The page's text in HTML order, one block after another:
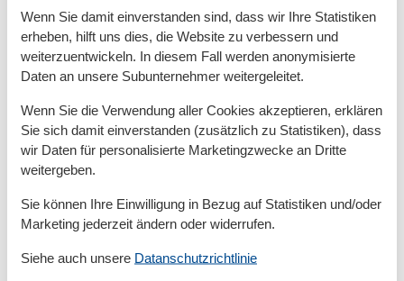
Apartment über ein elektronisches Türschloss für
flexiblen Zugang zusätzlich zum Schlüssel.
Das hauseigene Schwimmbad und die Sauna stehen
Ihnen ohne Mehrkosten zur Verfügung
Raumaufteilung
Schlafzimmer
Schlafzimmer
Großes Doppelbett - Size: 181-210 cm
Wenn Sie damit einverstanden sind, dass wir Ihre Statistiken
erheben, hilft uns dies, die Website zu verbessern und
weiterzuentwickeln. In diesem Fall werden anonymisierte
Daten an unsere Subunternehmer weitergeleitet.
Wenn Sie die Verwendung aller Cookies akzeptieren, erklären
Sie sich damit einverstanden (zusätzlich zu Statistiken), dass
wir Daten für personalisierte Marketingzwecke an Dritte
weitergeben.
Sie können Ihre Einwilligung in Bezug auf Statistiken und/oder
Marketing jederzeit ändern oder widerrufen.
Siehe auch unsere Datanschutzrichtlinie